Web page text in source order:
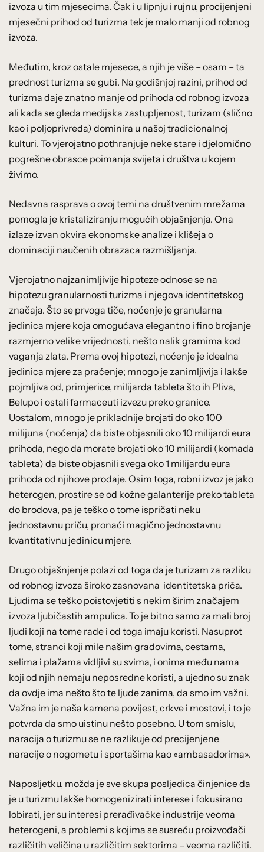
izvoza u tim mjesecima. Čak i u lipnju i rujnu, procijenjeni
mjesečni prihod od turizma tek je malo manji od robnog
izvoza.
Međutim, kroz ostale mjesece, a njih je više – osam – ta
prednost turizma se gubi. Na godišnjoj razini, prihod od
turizma daje znatno manje od prihoda od robnog izvoza
ali kada se gleda medijska zastupljenost, turizam (slično
kao i poljoprivreda) dominira u našoj tradicionalnoj
kulturi. To vjerojatno pothranjuje neke stare i djelomično
pogrešne obrasce poimanja svijeta i društva u kojem
živimo.
Nedavna rasprava o ovoj temi na društvenim mrežama
pomogla je kristaliziranju mogućih objašnjenja. Ona
izlaze izvan okvira ekonomske analize i klišeja o
dominaciji naučenih obrazaca razmišljanja.
Vjerojatno najzanimljivije hipoteze odnose se na
hipotezu granularnosti turizma i njegova identitetskog
značaja. Što se prvoga tiče, noćenje je granularna
jedinica mjere koja omogućava elegantno i fino brojanje
razmjerno velike vrijednosti, nešto nalik gramima kod
vaganja zlata. Prema ovoj hipotezi, noćenje je idealna
jedinica mjere za praćenje; mnogo je zanimljivija i lakše
pojmljiva od, primjerice, milijarda tableta što ih Pliva,
Belupo i ostali farmaceuti izvezu preko granice.
Uostalom, mnogo je prikladnije brojati do oko 100
milijuna (noćenja) da biste objasnili oko 10 milijardi eura
prihoda, nego da morate brojati oko 10 milijardi (komada
tableta) da biste objasnili svega oko 1 milijardu eura
prihoda od njihove prodaje. Osim toga, robni izvoz je jako
heterogen, prostire se od kožne galanterije preko tableta
do brodova, pa je teško o tome ispričati neku
jednostavnu priču, pronaći magično jednostavnu
kvantitativnu jedinicu mjere.
Drugo objašnjenje polazi od toga da je turizam za razliku
od robnog izvoza široko zasnovana identitetska priča.
Ljudima se teško poistovjetiti s nekim širim značajem
izvoza ljubičastih ampulica. To je bitno samo za mali broj
ljudi koji na tome rade i od toga imaju koristi. Nasuprot
tome, stranci koji mile našim gradovima, cestama,
selima i plažama vidljivi su svima, i onima među nama
koji od njih nemaju neposredne koristi, a ujedno su znak
da ovdje ima nešto što te ljude zanima, da smo im važni.
Važna im je naša kamena povijest, crkve i mostovi, i to je
potvrda da smo uistinu nešto posebno. U tom smislu,
naracija o turizmu se ne razlikuje od precijenjene
naracije o nogometu i sportašima kao «ambasadorima».
Naposljetku, možda je sve skupa posljedica činjenice da
je u turizmu lakše homogenizirati interese i fokusirano
lobirati, jer su interesi prerađivačke industrije veoma
heterogeni, a problemi s kojima se susreću proizvođači
različitih veličina u različitim sektorima – veoma različiti.